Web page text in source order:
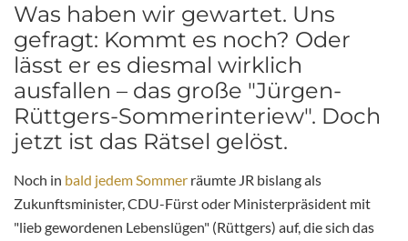
Was haben wir gewartet. Uns
gefragt: Kommt es noch? Oder
lässt er es diesmal wirklich
ausfallen – das große "Jürgen-
Rüttgers-Sommerinteriew". Doch
jetzt ist das Rätsel gelöst.
Noch in bald jedem Sommer räumte JR bislang als
Zukunftsminister, CDU-Fürst oder Ministerpräsident mit
"lieb gewordenen Lebenslügen" (Rüttgers) auf, die sich das